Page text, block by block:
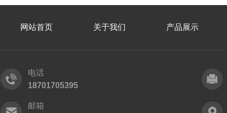
网站首页 关于我们 产品展示
电话
18701705395
邮箱